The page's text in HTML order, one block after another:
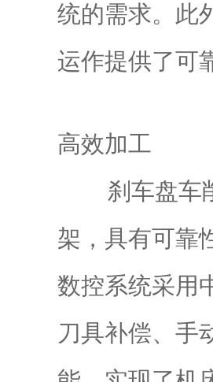
统的需求。此
运作提供了可
‌高效加工‌
刹车盘车削
架，具有可靠
数控系统采用
刀具补偿、手